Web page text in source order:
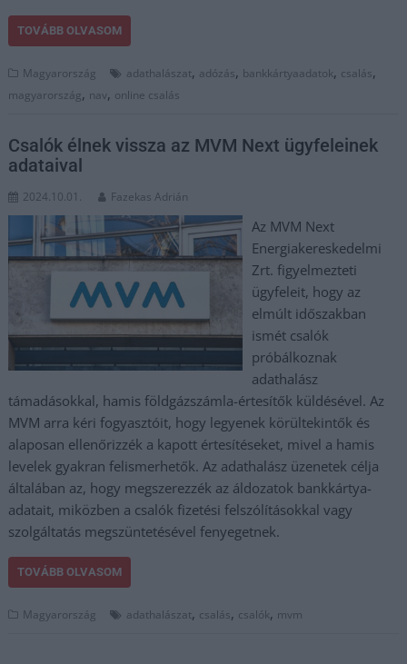
TOVÁBB OLVASOM
Magyarország adathalászat, adózás, bankkártyaadatok, csalás,
magyarország, nav, online csalás
Csalók élnek vissza az MVM Next ügyfeleinek
adataival
2024.10.01. Fazekas Adrián
Az MVM Next
Energiakereskedelmi
Zrt. figyelmezteti
ügyfeleit, hogy az
elmúlt időszakban
ismét csalók
próbálkoznak
adathalász
támadásokkal, hamis földgázszámla-értesítők küldésével. Az
MVM arra kéri fogyasztóit, hogy legyenek körültekintők és
alaposan ellenőrizzék a kapott értesítéseket, mivel a hamis
levelek gyakran felismerhetők. Az adathalász üzenetek célja
általában az, hogy megszerezzék az áldozatok bankkártya-
adatait, miközben a csalók fizetési felszólításokkal vagy
szolgáltatás megszüntetésével fenyegetnek.
TOVÁBB OLVASOM
Magyarország adathalászat, csalás, csalók, mvm